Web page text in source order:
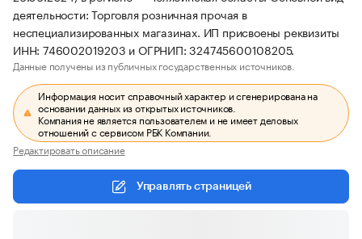
деятельности: Торговля розничная прочая в
неспециализированных магазинах. ИП присвоены реквизиты
ИНН: 746002019203 и ОГРНИП: 324745600108205.
Данные получены из публичных государственных источников.
Информация носит справочный характер и сгенерирована на
основании данных из открытых источников.
Компания не является пользователем и не имеет деловых
отношений с сервисом РБК Компании.
Редактировать описание
Управлять страницей